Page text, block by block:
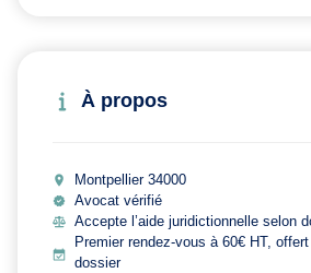
À propos
Montpellier 34000
Avocat vérifié
Accepte l’aide juridictionnelle selon
Premier rendez-vous à 60€ HT,
dossier